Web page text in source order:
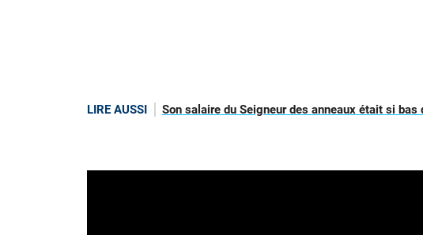
LIRE AUSSI Son salaire du Seigneur des anneaux était si